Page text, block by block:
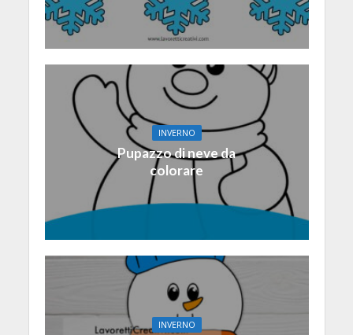
INVERNO
Pupazzo di neve da
colorare
INVERNO